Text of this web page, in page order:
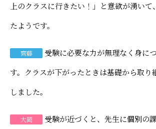
上のクラスに行きたい！」と意欲が湧いて
たようです。
齊藤
受験に必要な力が無理なく身に
す。クラスが下がったときは基礎から取り
しました。
大岡
受験が近づくと、先生に個別の